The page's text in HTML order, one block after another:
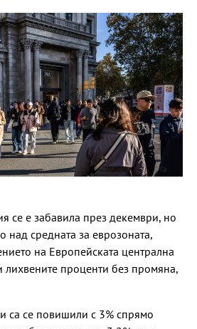
се е забавила през декември, но
над средната за еврозоната,
на Европейската централна
лихвените проценти без промяна,
са се повишили с 3% спрямо